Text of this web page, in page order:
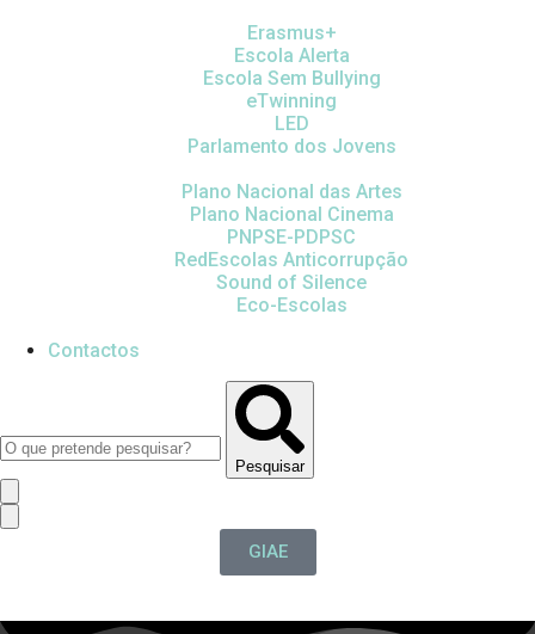
Erasmus+
Escola Alerta
Escola Sem Bullying
eTwinning
LED
Parlamento dos Jovens
Plano Nacional das Artes
Plano Nacional Cinema
PNPSE-PDPSC
RedEscolas Anticorrupção
Sound of Silence
Eco-Escolas
Contactos
Pesquisar
GIAE